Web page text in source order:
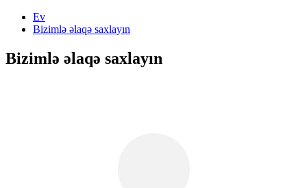
Ev
Bizimlə əlaqə saxlayın
Bizimlə əlaqə saxlayın